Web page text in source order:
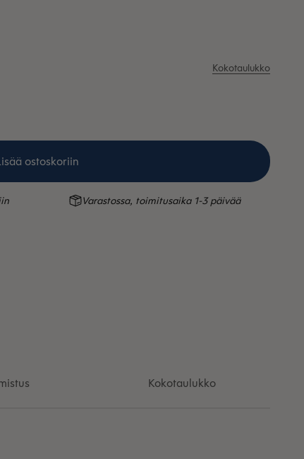
Kokotaulukko
ostoskoriin
Varastossa, toimitusaika 1-3 päivää
Kokotaulukko